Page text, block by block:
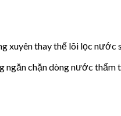
xuyên thay thế lõi lọc nước
ngăn chặn dòng nước thẩm